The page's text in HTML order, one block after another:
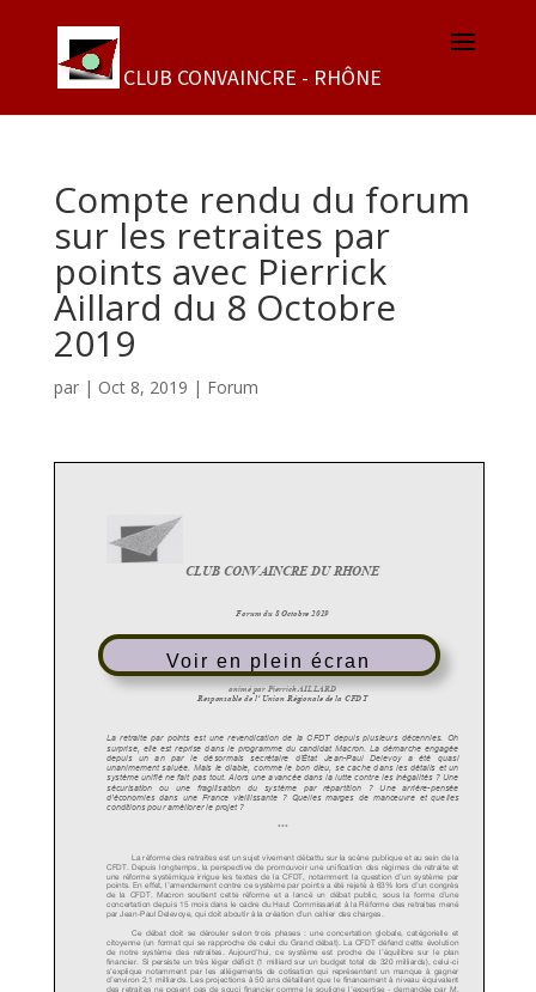
Compte rendu du forum
sur les retraites par
points avec Pierrick
Aillard du 8 Octobre
2019
par | Oct 8, 2019 | Forum
Voir en plein écran